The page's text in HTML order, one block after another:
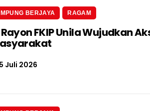
BERJAYA RAGAM
Rayon FKIP Unila Wujudkan
5 Juli 2026